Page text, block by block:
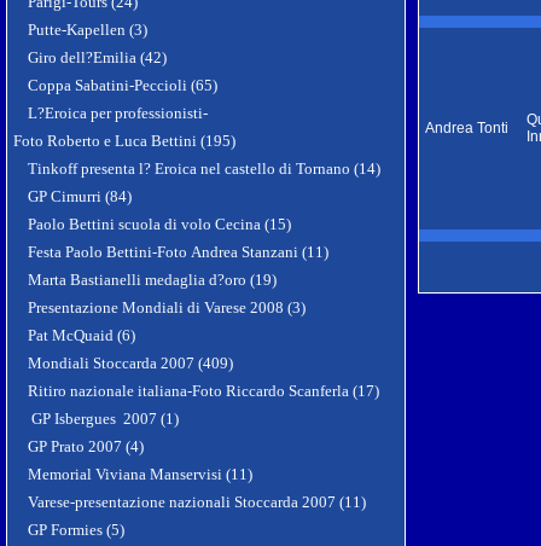
Putte-Kapellen (3)
Giro dell?Emilia (42)
Coppa Sabatini-Peccioli (65)
L?Eroica per professionisti-
Foto Roberto e Luca Bettini (195)
Tinkoff presenta l? Eroica nel castello di Tornano (14)
GP Cimurri (84)
Paolo Bettini scuola di volo Cecina (15)
Festa Paolo Bettini-Foto Andrea Stanzani (11)
Marta Bastianelli medaglia d?oro (19)
Presentazione Mondiali di Varese 2008 (3)
Pat McQuaid (6)
Mondiali Stoccarda 2007 (409)
Ritiro nazionale italiana-Foto Riccardo Scanferla (17)
GP Isbergues 2007 (1)
GP Prato 2007 (4)
Memorial Viviana Manservisi (11)
Varese-presentazione nazionali Stoccarda 2007 (11)
GP Formies (5)
Andrea Tonti